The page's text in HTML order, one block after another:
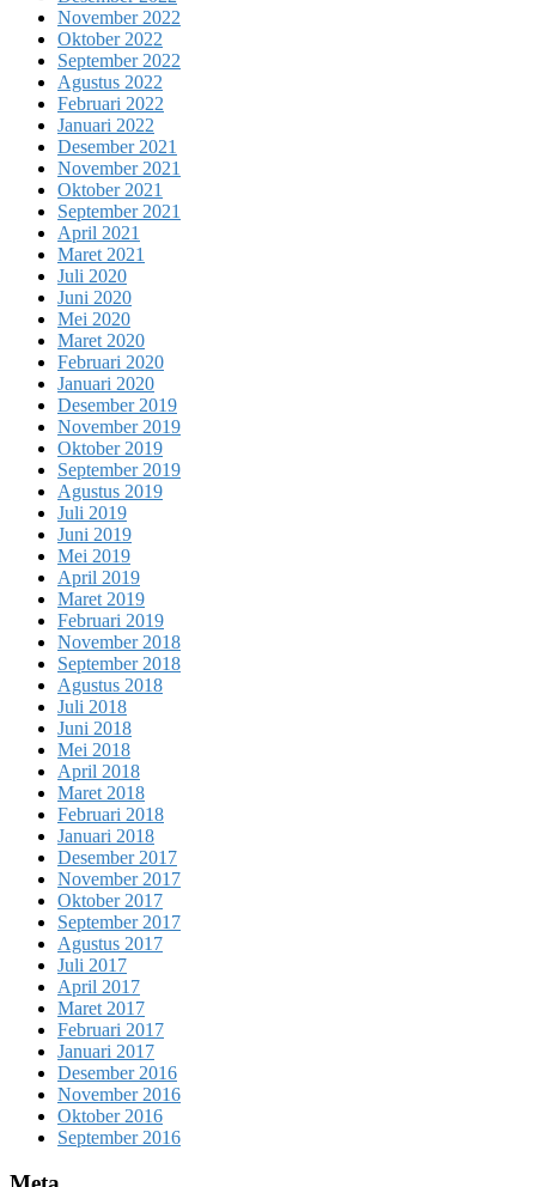
November 2022
Oktober 2022
September 2022
Agustus 2022
Februari 2022
Januari 2022
Desember 2021
November 2021
Oktober 2021
September 2021
April 2021
Maret 2021
Juli 2020
Juni 2020
Mei 2020
Maret 2020
Februari 2020
Januari 2020
Desember 2019
November 2019
Oktober 2019
September 2019
Agustus 2019
Juli 2019
Juni 2019
Mei 2019
April 2019
Maret 2019
Februari 2019
November 2018
September 2018
Agustus 2018
Juli 2018
Juni 2018
Mei 2018
April 2018
Maret 2018
Februari 2018
Januari 2018
Desember 2017
November 2017
Oktober 2017
September 2017
Agustus 2017
Juli 2017
April 2017
Maret 2017
Februari 2017
Januari 2017
Desember 2016
November 2016
Oktober 2016
September 2016